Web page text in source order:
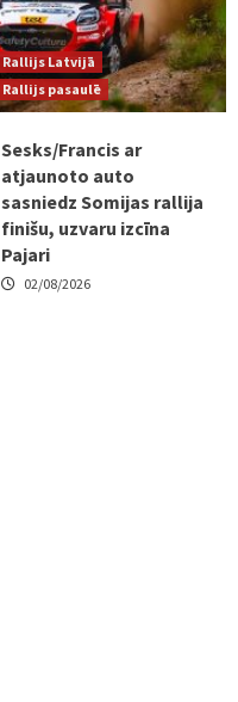
Rallijs Latvijā
Rallijs pasaulē
Sesks/Francis ar
atjaunoto auto
sasniedz Somijas rallija
finišu, uzvaru izcīna
Pajari
02/08/2026